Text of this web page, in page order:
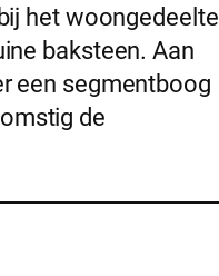
het woongedeelte
baksteen. Aan
een segmentboog
de